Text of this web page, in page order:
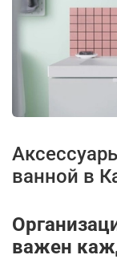
ванной в
важен